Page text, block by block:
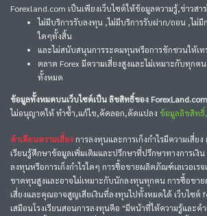
Forexland.com เป็นเพียงเว็บไซต์ให้ข้อมูลความรู้,ข่าวสา
ไม่มีบริการรับลงทุน ,ไม่มีบริการรับฝาก/ถอน ,ไม่
ใดๆทั้งสิ้น
และไม่สนับสนุนการระดมทุนหรือการชักชวนให้เท
ตลาด Forex มีความเสี่ยงสูงและไม่เหมาะกับทุกค
ทั้งหมด
ข้อมูลทั้งหมดบนเว็บไซต์เป็น ลิขสิทธิ์ของ
ไม่อนุญาตให้ ทำซ้ำ,แก้ไข,คัดลอก,ดัดแปลง ข้อมูลลิขสิทธิ์
คำเตือนความเสี่ยงการลงทุนและการเก็งกำไรมีความเสี่ย
เรียนรู้ศึกษาข้อมูลเพิ่มเติมและปรึกษาที่ปรึกษาทางการเงิ
ลงทุนหรือการเก็งกำไรใดๆ การซื้อขายผลิตภัณฑ์เลเวอเรจ
ขาดทุนสูงและอาจไม่เหมาะกับนักลงทุนทุกคน การซื้อขา
เสี่ยงและคุณอาจสูญเสียเงินที่ลงทุนไปทั้งหมดได้ เว็บไซต์
เสมือนโรงเรียนสอนการลงทุนคือ "มีหน้าที่ให้ความรู้และ